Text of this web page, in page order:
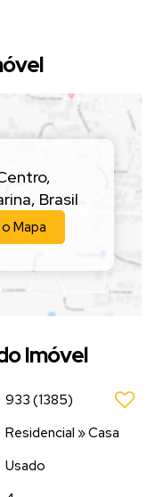
,
, Brasil
Mapa
Imóvel
933 (1385)
Residencial »Casa
Usado